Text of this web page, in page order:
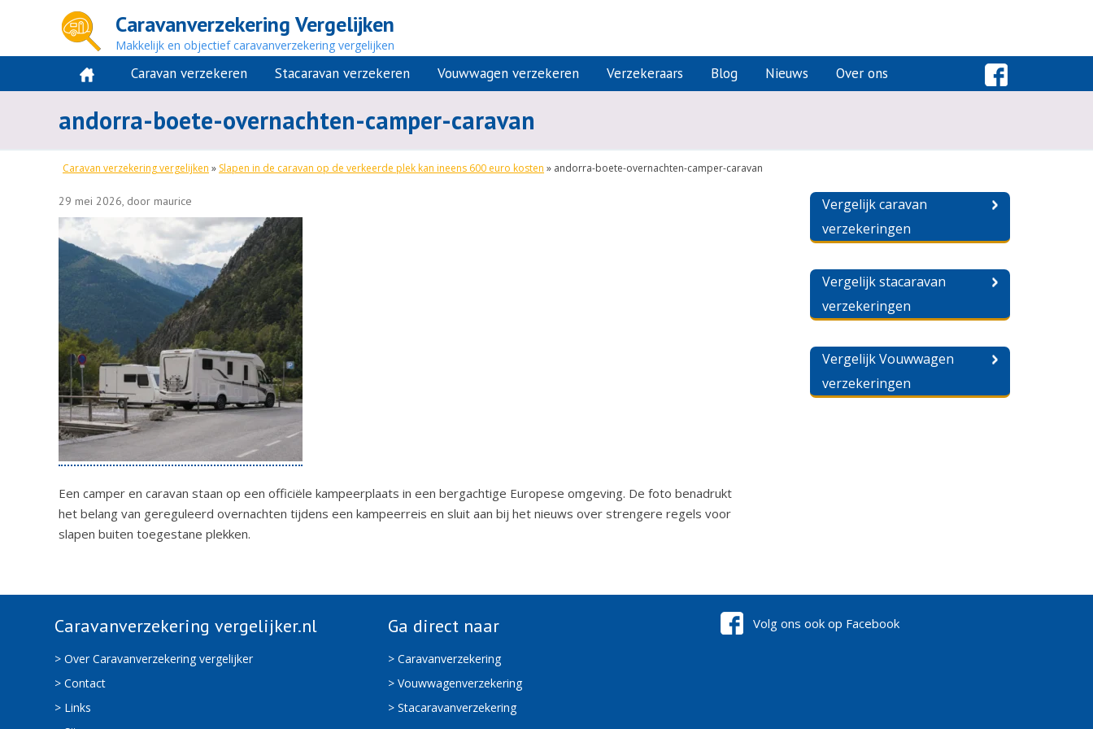
Caravanverzekering Vergelijken
Makkelijk en objectief caravanverzekering vergelijken
Caravan verzekeren Stacaravan verzekeren Vouwwagen verzekeren Verzekeraars Blog Nieuws Over ons
andorra-boete-overnachten-camper-caravan
Caravan verzekering vergelijken » Slapen in de caravan op de verkeerde plek kan ineens 600 euro kosten » andorra-boete-overnachten-camper-caravan
29 mei 2026, door maurice
Een camper en caravan staan op een officiële kampeerplaats in een bergachtige Europese omgeving. De foto benadrukt
het belang van gereguleerd overnachten tijdens een kampeerreis en sluit aan bij het nieuws over strengere regels voor
slapen buiten toegestane plekken.
Vergelijk caravan
verzekeringen
Vergelijk stacaravan
verzekeringen
Vergelijk Vouwwagen
verzekeringen
Caravanverzekering vergelijker.nl
> Over Caravanverzekering vergelijker
> Contact
> Links
Ga direct naar
> Caravanverzekering
> Vouwwagenverzekering
> Stacaravanverzekering
Volg ons ook op Facebook